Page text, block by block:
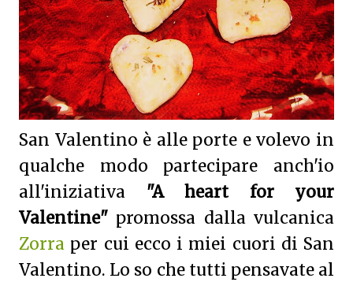
San Valentino è alle porte e volevo in
qualche modo partecipare anch'io
all'iniziativa "A heart for your
Valentine" promossa dalla vulcanica
Zorra per cui ecco i miei cuori di San
Valentino. Lo so che tutti pensavate al